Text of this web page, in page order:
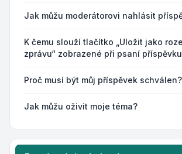
Jak můžu moderátorovi nahlásit
K čemu slouží tlačítko „Uložit jako
zprávu“ zobrazené při psaní
Proč musí být můj příspěvek schválen?
Jak můžu oživit moje téma?